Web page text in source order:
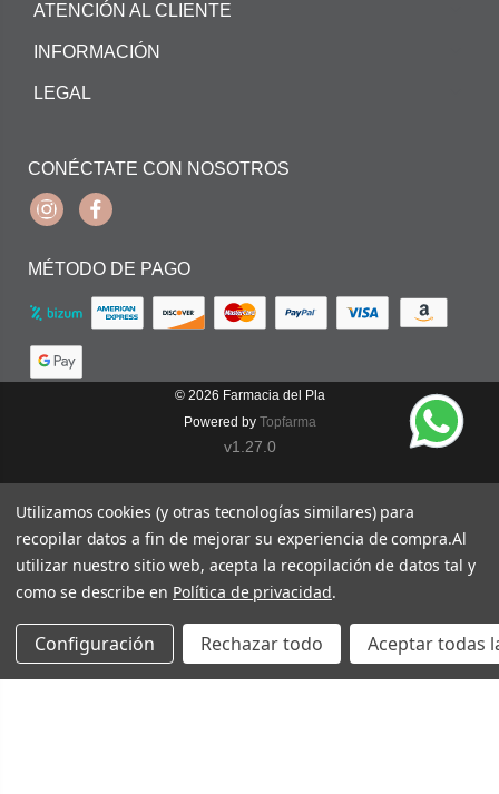
ATENCIÓN AL CLIENTE
INFORMACIÓN
LEGAL
CONÉCTATE CON NOSOTROS
InstagramFacebook
MÉTODO DE PAGO
© 2026 Farmacia del Pla
Powered by Topfarma
v1.27.0
Utilizamos cookies (y otras tecnologías similares) para
recopilar datos a fin de mejorar su experiencia de compra.Al
utilizar nuestro sitio web, acepta la recopilación de datos tal y
como se describe en Política de privacidad.
Configuración Rechazar todo Aceptar todas